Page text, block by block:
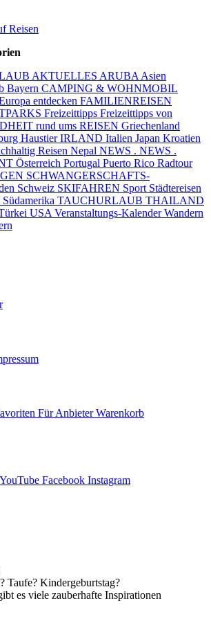
Reisen
AKTUELLES ARUBA Asien
Bayern CAMPING & WOHNMOBIL
entdecken FAMILIENREISEN
Freizeittipps Freizeittipps von
rund ums REISEN Griechenland
HaustierIRLAND Italien Japan Kroatien
Reisen Nepal NEWS . NEWS .
Österreich Portugal Puerto Rico Radtour
SCHWANGERSCHAFTS-
Schweiz SKIFAHREN Sport Städtereisen
Südamerika TAUCHURLAUB THAILAND
USA Veranstaltungs-KalenderWandern
Für AnbieterWarenkorb
Facebook Instagram
Taufe? Kindergeburtstag?
es viele zauberhafte Inspirationen